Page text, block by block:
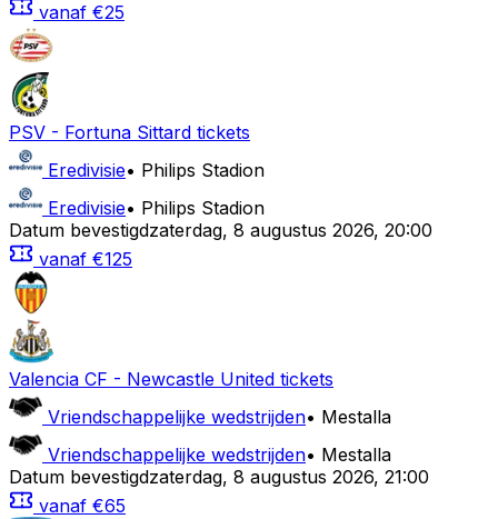
vanaf €25
PSV - Fortuna Sittard tickets
Eredivisie• Philips Stadion
Eredivisie• Philips Stadion
Datum bevestigdzaterdag, 8 augustus 2026, 20:00
vanaf €125
Valencia CF - Newcastle United tickets
Vriendschappelijke wedstrijden• Mestalla
Vriendschappelijke wedstrijden• Mestalla
Datum bevestigdzaterdag, 8 augustus 2026, 21:00
vanaf €65